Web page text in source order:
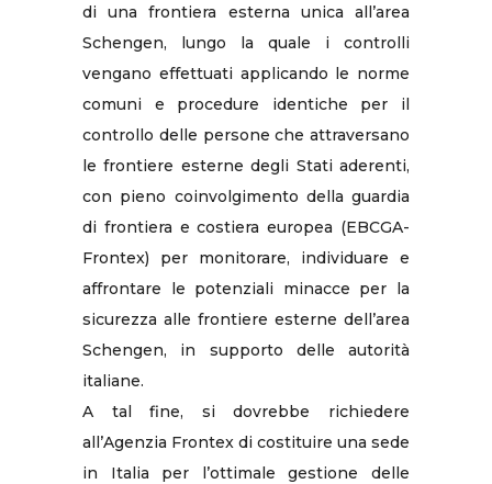
di una frontiera esterna unica all’area
Schengen, lungo la quale i controlli
vengano effettuati applicando le norme
comuni e procedure identiche per il
controllo delle persone che attraversano
le frontiere esterne degli Stati aderenti,
con pieno coinvolgimento della guardia
di frontiera e costiera europea (EBCGA-
Frontex) per monitorare, individuare e
affrontare le potenziali minacce per la
sicurezza alle frontiere esterne dell’area
Schengen, in supporto delle autorità
italiane.
A tal fine, si dovrebbe richiedere
all’Agenzia Frontex di costituire una sede
in Italia per l’ottimale gestione delle